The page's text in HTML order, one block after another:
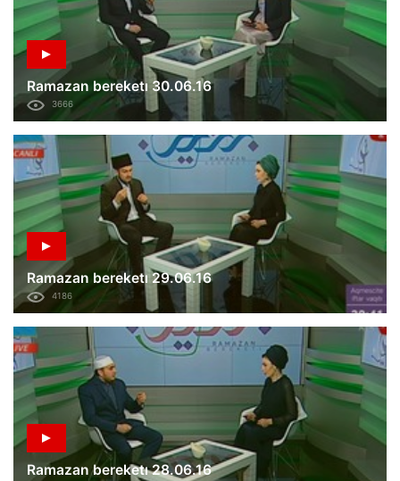
Ramazan bereketı 30.06.16
3666
Ramazan bereketı 29.06.16
4186
Ramazan bereketı 28.06.16